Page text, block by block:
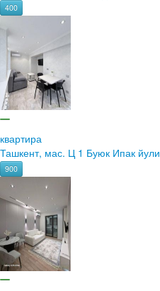
400
квартира
Ташкент, мас. Ц 1 Буюк Ипак йули
900